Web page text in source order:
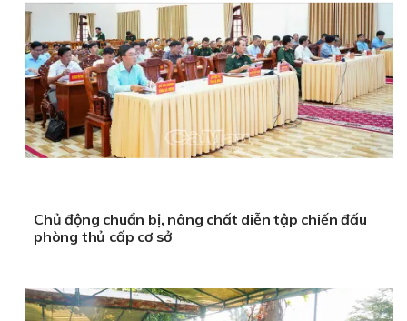
Chủ động chuẩn bị, nâng chất diễn tập chiến đấu
phòng thủ cấp cơ sở